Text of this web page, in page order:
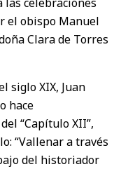
el obispo Manuel
Clara de Torres
siglo XIX, Juan
hace
“Capítulo XII”,
“Vallenar a través
del historiador